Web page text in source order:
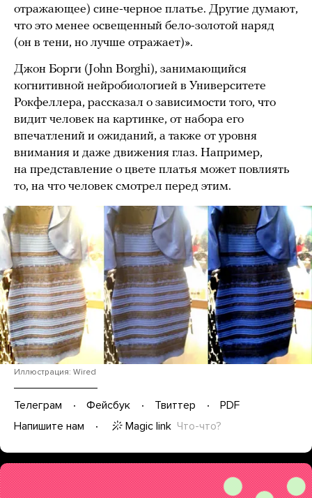
отражающее) сине-черное платье. Другие думают,
что это менее освещенный бело-золотой наряд
(он в тени, но лучше отражает)».
Джон Борги (John Borghi), занимающийся
когнитивной нейробиологией в Университете
Рокфеллера, рассказал о зависимости того, что
видит человек на картинке, от набора его
впечатлений и ожиданий, а также от уровня
внимания и даже движения глаз. Например,
на представление о цвете платья может повлиять
то, на что человек смотрел перед этим.
Иллюстрация: Wired
Телеграм Фейсбук Твиттер
PDF
Напишите нам
Magic link Что-что?